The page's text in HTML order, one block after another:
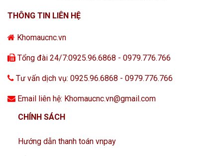
THÔNG TIN LIÊN HỆ
Khomaucnc.vn
Tổng đài 24/7:0925.96.6868 - 0979.776.766
Tư vấn dịch vụ: 0925.96.6868 - 0979.776.766
Email liên hệ: Khomaucnc.vn@gmail.com
CHÍNH SÁCH
Hướng dẫn thanh toán vnpay